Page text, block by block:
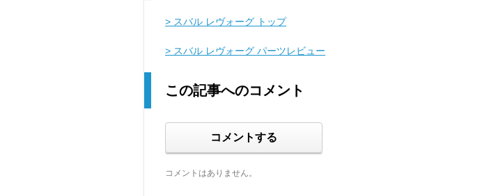
> スバル レヴォーグ トップ
> スバル レヴォーグ パーツレビュー
この記事へのコメント
コメントする
コメントはありません。